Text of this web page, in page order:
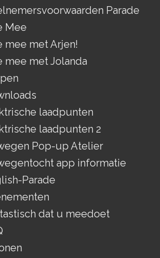
Parade
Mee
mee met Arjen!
mee met Jolanda
laadpunten
laadpunten 2
Pop-up Atelier
app informatie
Parade
dat u meedoet